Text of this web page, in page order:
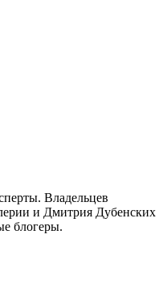
Владельцев
и Дмитрия Дубенских
блогеры.